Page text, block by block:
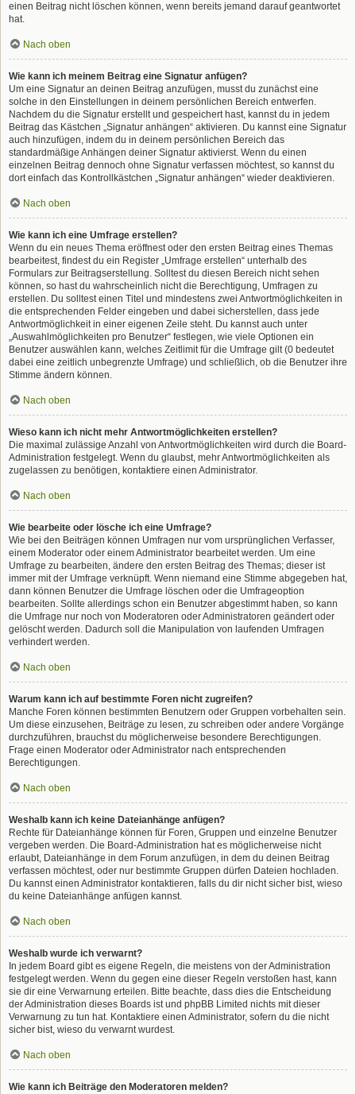
einen Beitrag nicht löschen können, wenn bereits jemand darauf geantwortet
hat.
Nach oben
Wie kann ich meinem Beitrag eine Signatur anfügen?
Um eine Signatur an deinen Beitrag anzufügen, musst du zunächst eine
solche in den Einstellungen in deinem persönlichen Bereich entwerfen.
Nachdem du die Signatur erstellt und gespeichert hast, kannst du in jedem
Beitrag das Kästchen „Signatur anhängen“ aktivieren. Du kannst eine Signatur
auch hinzufügen, indem du in deinem persönlichen Bereich das
standardmäßige Anhängen deiner Signatur aktivierst. Wenn du einen
einzelnen Beitrag dennoch ohne Signatur verfassen möchtest, so kannst du
dort einfach das Kontrollkästchen „Signatur anhängen“ wieder deaktivieren.
Nach oben
Wie kann ich eine Umfrage erstellen?
Wenn du ein neues Thema eröffnest oder den ersten Beitrag eines Themas
bearbeitest, findest du ein Register „Umfrage erstellen“ unterhalb des
Formulars zur Beitragserstellung. Solltest du diesen Bereich nicht sehen
können, so hast du wahrscheinlich nicht die Berechtigung, Umfragen zu
erstellen. Du solltest einen Titel und mindestens zwei Antwortmöglichkeiten in
die entsprechenden Felder eingeben und dabei sicherstellen, dass jede
Antwortmöglichkeit in einer eigenen Zeile steht. Du kannst auch unter
„Auswahlmöglichkeiten pro Benutzer“ festlegen, wie viele Optionen ein
Benutzer auswählen kann, welches Zeitlimit für die Umfrage gilt (0 bedeutet
dabei eine zeitlich unbegrenzte Umfrage) und schließlich, ob die Benutzer ihre
Stimme ändern können.
Nach oben
Wieso kann ich nicht mehr Antwortmöglichkeiten erstellen?
Die maximal zulässige Anzahl von Antwortmöglichkeiten wird durch die Board-
Administration festgelegt. Wenn du glaubst, mehr Antwortmöglichkeiten als
zugelassen zu benötigen, kontaktiere einen Administrator.
Nach oben
Wie bearbeite oder lösche ich eine Umfrage?
Wie bei den Beiträgen können Umfragen nur vom ursprünglichen Verfasser,
einem Moderator oder einem Administrator bearbeitet werden. Um eine
Umfrage zu bearbeiten, ändere den ersten Beitrag des Themas; dieser ist
immer mit der Umfrage verknüpft. Wenn niemand eine Stimme abgegeben hat,
dann können Benutzer die Umfrage löschen oder die Umfrageoption
bearbeiten. Sollte allerdings schon ein Benutzer abgestimmt haben, so kann
die Umfrage nur noch von Moderatoren oder Administratoren geändert oder
gelöscht werden. Dadurch soll die Manipulation von laufenden Umfragen
verhindert werden.
Nach oben
Warum kann ich auf bestimmte Foren nicht zugreifen?
Manche Foren können bestimmten Benutzern oder Gruppen vorbehalten sein.
Um diese einzusehen, Beiträge zu lesen, zu schreiben oder andere Vorgänge
durchzuführen, brauchst du möglicherweise besondere Berechtigungen.
Frage einen Moderator oder Administrator nach entsprechenden
Berechtigungen.
Nach oben
Weshalb kann ich keine Dateianhänge anfügen?
Rechte für Dateianhänge können für Foren, Gruppen und einzelne Benutzer
vergeben werden. Die Board-Administration hat es möglicherweise nicht
erlaubt, Dateianhänge in dem Forum anzufügen, in dem du deinen Beitrag
verfassen möchtest, oder nur bestimmte Gruppen dürfen Dateien hochladen.
Du kannst einen Administrator kontaktieren, falls du dir nicht sicher bist, wieso
du keine Dateianhänge anfügen kannst.
Nach oben
Weshalb wurde ich verwarnt?
In jedem Board gibt es eigene Regeln, die meistens von der Administration
festgelegt werden. Wenn du gegen eine dieser Regeln verstoßen hast, kann
sie dir eine Verwarnung erteilen. Bitte beachte, dass dies die Entscheidung
der Administration dieses Boards ist und phpBB Limited nichts mit dieser
Verwarnung zu tun hat. Kontaktiere einen Administrator, sofern du die nicht
sicher bist, wieso du verwarnt wurdest.
Nach oben
Wie kann ich Beiträge den Moderatoren melden?